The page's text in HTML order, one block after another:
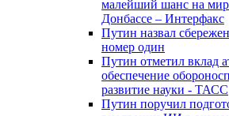
малейший шанс на
Донбассе – Интерфакс
Путин назвал
номер один
Путин отметил вклад
обеспечение
развитие науки - ТАСС
Путин поручил